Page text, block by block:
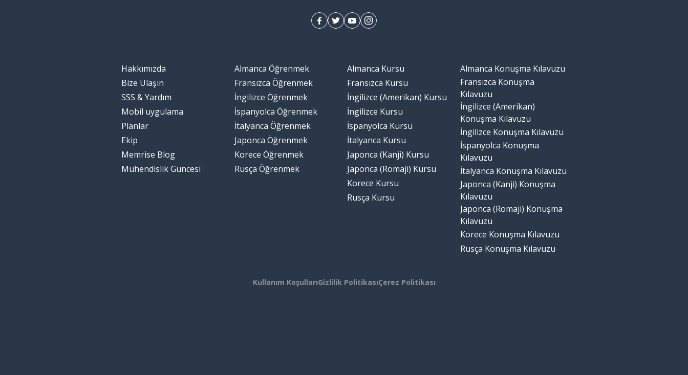
Hakkımızda
Bize Ulaşın
SSS & Yardım
Mobil uygulama
Planlar
Ekip
Memrise Blog
Mühendislik Güncesi
Almanca Öğrenmek
Fransızca Öğrenmek
İngilizce Öğrenmek
İspanyolca Öğrenmek
İtalyanca Öğrenmek
Japonca Öğrenmek
Korece Öğrenmek
Rusça Öğrenmek
Almanca Kursu
Fransızca Kursu
İngilizce (Amerikan) Kursu
İngilizce Kursu
İspanyolca Kursu
İtalyanca Kursu
Japonca (Kanji) Kursu
Japonca (Romaji) Kursu
Korece Kursu
Rusça Kursu
Almanca Konuşma Kılavuzu
Fransızca Konuşma
Kılavuzu
İngilizce (Amerikan)
Konuşma Kılavuzu
İngilizce Konuşma Kılavuzu
İspanyolca Konuşma
Kılavuzu
İtalyanca Konuşma Kılavuzu
Japonca (Kanji) Konuşma
Kılavuzu
Japonca (Romaji) Konuşma
Kılavuzu
Korece Konuşma Kılavuzu
Rusça Konuşma Kılavuzu
Kullanım KoşullarıGizlilik PolitikasıÇerez Politikası